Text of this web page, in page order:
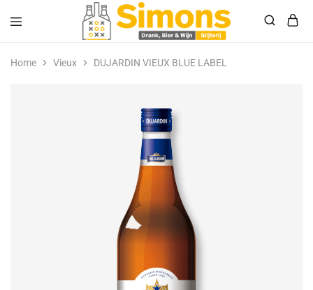
Simonsdrank.nl
Drank,
Bier
&
Home Vieux DUJARDIN VIEUX BLUE LABEL